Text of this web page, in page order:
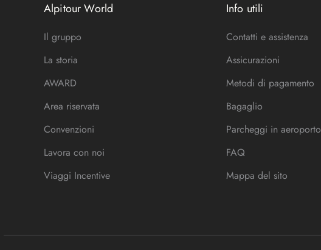
Alpitour World
Il gruppo
La storia
AWARD
Area riservata
Convenzioni
Lavora con noi
Viaggi Incentive
Info utili
Contatti e assistenza
Assicurazioni
Metodi di pagamento
Bagaglio
Parcheggi in aeroporto
FAQ
Mappa del sito